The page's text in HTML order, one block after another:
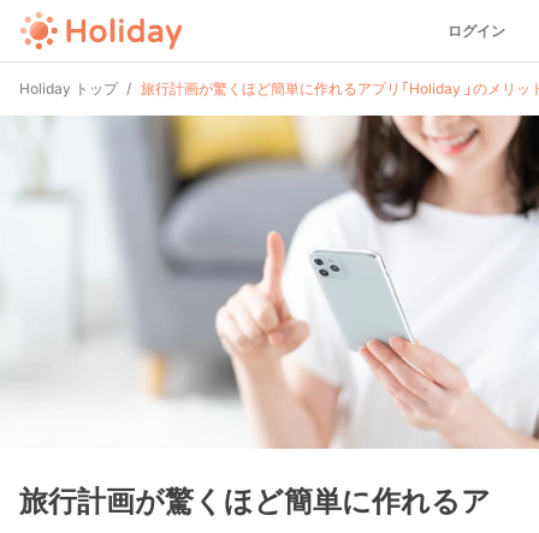
ログイン
Holiday トップ 旅行計画が驚くほど簡単に作れるアプリ「Holiday 」のメリッ
旅行計画が驚くほど簡単に作れるア